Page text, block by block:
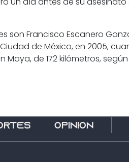
son Francisco Escanero
de México, en 2005,
de 172 kilómetros,
Opinión